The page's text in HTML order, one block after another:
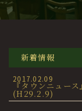
新着情報
2017.02.09
『タウンニュー
(H29.2.9)